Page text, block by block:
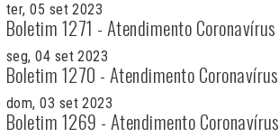
ter, 05 set 2023
Boletim 1271 - Atendimento Coronavírus
seg, 04 set 2023
Boletim 1270 - Atendimento Coronavírus
dom, 03 set 2023
Boletim 1269 - Atendimento Coronavírus